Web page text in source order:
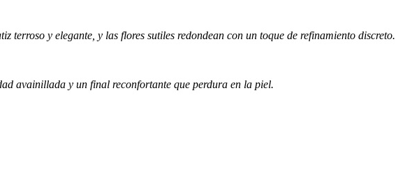
y elegante, y las flores sutiles redondean con un toque de refinamiento discreto.
avainillada y un final reconfortante que perdura en la piel.